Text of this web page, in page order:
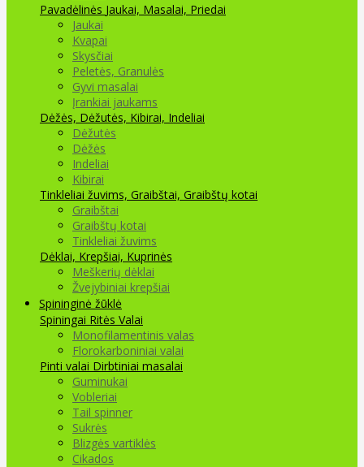
Pavadėlinės Jaukai, Masalai, Priedai
Jaukai
Kvapai
Skysčiai
Peletės, Granulės
Gyvi masalai
Įrankiai jaukams
Dėžės, Dėžutės, Kibirai, Indeliai
Dėžutės
Dėžės
Indeliai
Kibirai
Tinkleliai žuvims, Graibštai, Graibštų kotai
Graibštai
Graibštų kotai
Tinkleliai žuvims
Dėklai, Krepšiai, Kuprinės
Meškerių dėklai
Žvejybiniai krepšiai
Spininginė žūklė
Spiningai Ritės Valai
Monofilamentinis valas
Florokarboniniai valai
Pinti valai Dirbtiniai masalai
Guminukai
Vobleriai
Tail spinner
Sukrės
Blizgės vartiklės
Cikados